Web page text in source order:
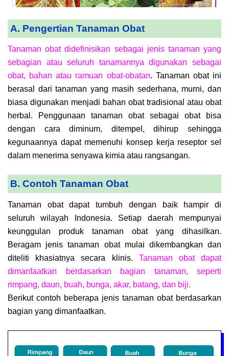
A. Pengertian Tanaman Obat
Tanaman obat didefinisikan sebagai jenis tanaman yang
sebagian atau seluruh tanamannya digunakan sebagai
obat, bahan atau ramuan obat-obatan. Tanaman obat ini
berasal dari tanaman yang masih sederhana, murni, dan
biasa digunakan menjadi bahan obat tradisional atau obat
herbal. Penggunaan tanaman obat sebagai obat bisa
dengan cara diminum, ditempel, dihirup sehingga
kegunaannya dapat memenuhi konsep kerja reseptor sel
dalam menerima senyawa kimia atau rangsangan.
B. Contoh Tanaman Obat
Tanaman obat dapat tumbuh dengan baik hampir di
seluruh wilayah Indonesia. Setiap daerah mempunyai
keunggulan produk tanaman obat yang dihasilkan.
Beragam jenis tanaman obat mulai dikembangkan dan
diteliti khasiatnya secara klinis. Tanaman obat dapat
dimanfaatkan berdasarkan bagian tanaman, seperti
rimpang, daun, buah, bunga, akar, batang, dan biji.
Berikut contoh beberapa jenis tanaman obat berdasarkan
bagian yang dimanfaatkan.